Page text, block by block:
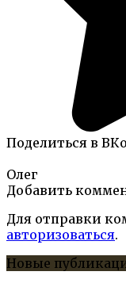
Поделиться в
Олег
Добавить
Для отправки
авторизоваться.
Новые